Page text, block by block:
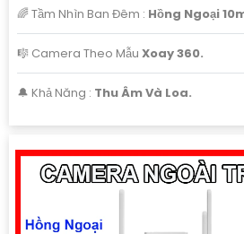
🌈 Tầm Nhìn Ban Đêm : Hồng Ngoại
🎼️ Camera Theo Mẫu Xoay 360.
️🔔 Khả Năng : Thu Âm Và Loa.